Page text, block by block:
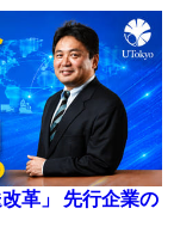
革」 先行企業の